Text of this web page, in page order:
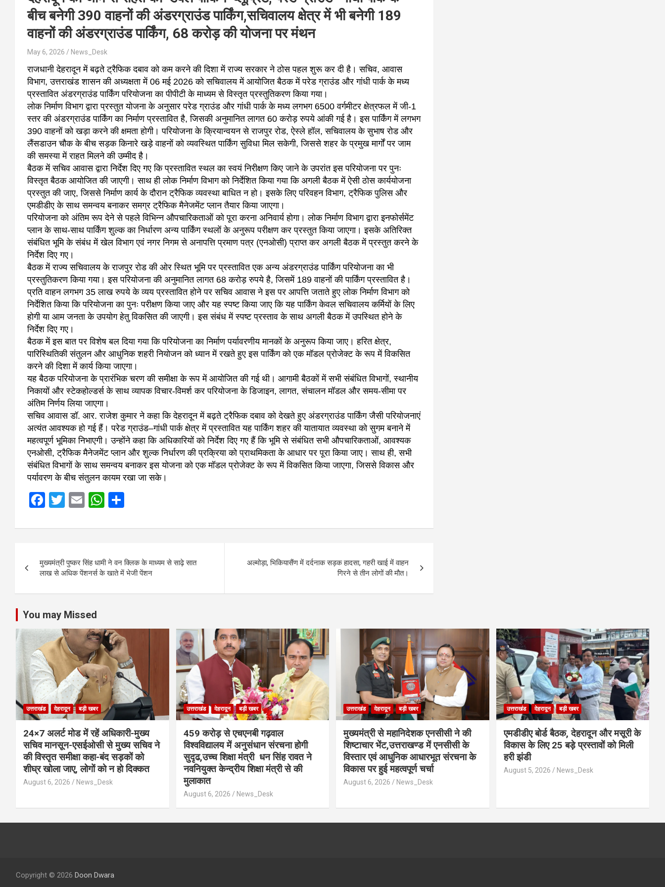
बीच बनेगी 390 वाहनों की अंडरग्राउंड पार्किंग,सचिवालय क्षेत्र में भी बनेगी 189
वाहनों की अंडरग्राउंड पार्किंग, 68 करोड़ की योजना पर मंथन
May 6, 2026 News_Desk
राजधानी देहरादून में बढ़ते ट्रैफिक दबाव को कम करने की दिशा में राज्य सरकार ने ठोस पहल शुरू कर दी है। सचिव, आवास
विभाग, उत्तराखंड शासन की अध्यक्षता में 06 मई 2026 को सचिवालय में आयोजित बैठक में परेड ग्राउंड और गांधी पार्क के मध्य
प्रस्तावित अंडरग्राउंड पार्किंग परियोजना का पीपीटी के माध्यम से विस्तृत प्रस्तुतिकरण किया गया।
लोक निर्माण विभाग द्वारा प्रस्तुत योजना के अनुसार परेड ग्राउंड और गांधी पार्क के मध्य लगभग 6500 वर्गमीटर क्षेत्रफल में जी-1
स्तर की अंडरग्राउंड पार्किंग का निर्माण प्रस्तावित है, जिसकी अनुमानित लागत 60 करोड़ रुपये आंकी गई है। इस पार्किंग में लगभग
390 वाहनों को खड़ा करने की क्षमता होगी। परियोजना के क्रियान्वयन से राजपुर रोड, ऐस्ले हॉल, सचिवालय के सुभाष रोड और
लैंसडाउन चौक के बीच सड़क किनारे खड़े वाहनों को व्यवस्थित पार्किंग सुविधा मिल सकेगी, जिससे शहर के प्रमुख मार्गों पर जाम
की समस्या में राहत मिलने की उम्मीद है।
बैठक में सचिव आवास द्वारा निर्देश दिए गए कि प्रस्तावित स्थल का स्वयं निरीक्षण किए जाने के उपरांत इस परियोजना पर पुनः
विस्तृत बैठक आयोजित की जाएगी। साथ ही लोक निर्माण विभाग को निर्देशित किया गया कि अगली बैठक में ऐसी ठोस कार्ययोजना
प्रस्तुत की जाए, जिससे निर्माण कार्य के दौरान ट्रैफिक व्यवस्था बाधित न हो। इसके लिए परिवहन विभाग, ट्रैफिक पुलिस और
एमडीडीए के साथ समन्वय बनाकर समग्र ट्रैफिक मैनेजमेंट प्लान तैयार किया जाएगा।
परियोजना को अंतिम रूप देने से पहले विभिन्न औपचारिकताओं को पूरा करना अनिवार्य होगा। लोक निर्माण विभाग द्वारा इनफोर्समेंट
प्लान के साथ-साथ पार्किंग शुल्क का निर्धारण अन्य पार्किंग स्थलों के अनुरूप परीक्षण कर प्रस्तुत किया जाएगा। इसके अतिरिक्त
संबंधित भूमि के संबंध में खेल विभाग एवं नगर निगम से अनापत्ति प्रमाण पत्र (एनओसी) प्राप्त कर अगली बैठक में प्रस्तुत करने के
निर्देश दिए गए।
बैठक में राज्य सचिवालय के राजपुर रोड की ओर स्थित भूमि पर प्रस्तावित एक अन्य अंडरग्राउंड पार्किंग परियोजना का भी
प्रस्तुतिकरण किया गया। इस परियोजना की अनुमानित लागत 68 करोड़ रुपये है, जिसमें 189 वाहनों की पार्किंग प्रस्तावित है।
प्रति वाहन लगभग 35 लाख रुपये के व्यय प्रस्तावित होने पर सचिव आवास ने इस पर आपत्ति जताते हुए लोक निर्माण विभाग को
निर्देशित किया कि परियोजना का पुनः परीक्षण किया जाए और यह स्पष्ट किया जाए कि यह पार्किंग केवल सचिवालय कर्मियों के लिए
होगी या आम जनता के उपयोग हेतु विकसित की जाएगी। इस संबंध में स्पष्ट प्रस्ताव के साथ अगली बैठक में उपस्थित होने के
निर्देश दिए गए।
बैठक में इस बात पर विशेष बल दिया गया कि परियोजना का निर्माण पर्यावरणीय मानकों के अनुरूप किया जाए। हरित क्षेत्र,
पारिस्थितिकी संतुलन और आधुनिक शहरी नियोजन को ध्यान में रखते हुए इस पार्किंग को एक मॉडल प्रोजेक्ट के रूप में विकसित
करने की दिशा में कार्य किया जाएगा।
यह बैठक परियोजना के प्रारंभिक चरण की समीक्षा के रूप में आयोजित की गई थी। आगामी बैठकों में सभी संबंधित विभागों, स्थानीय
निकायों और स्टेकहोल्डर्स के साथ व्यापक विचार-विमर्श कर परियोजना के डिजाइन, लागत, संचालन मॉडल और समय-सीमा पर
अंतिम निर्णय लिया जाएगा।
सचिव आवास डॉ. आर. राजेश कुमार ने कहा कि देहरादून में बढ़ते ट्रैफिक दबाव को देखते हुए अंडरग्राउंड पार्किंग जैसी परियोजनाएं
अत्यंत आवश्यक हो गई हैं। परेड ग्राउंड–गांधी पार्क क्षेत्र में प्रस्तावित यह पार्किंग शहर की यातायात व्यवस्था को सुगम बनाने में
महत्वपूर्ण भूमिका निभाएगी। उन्होंने कहा कि अधिकारियों को निर्देश दिए गए हैं कि भूमि से संबंधित सभी औपचारिकताओं, आवश्यक
एनओसी, ट्रैफिक मैनेजमेंट प्लान और शुल्क निर्धारण की प्रक्रिया को प्राथमिकता के आधार पर पूरा किया जाए। साथ ही, सभी
संबंधित विभागों के साथ समन्वय बनाकर इस योजना को एक मॉडल प्रोजेक्ट के रूप में विकसित किया जाएगा, जिससे विकास और
पर्यावरण के बीच संतुलन कायम रखा जा सके।
F
ce
o
o
k
T
tt
E
ail
W
at
A
p
p
ar
navigation
मुख्यमंत्री पुष्कर सिंह धामी ने वन क्लिक के माध्यम से साढ़े सात
लाख से अधिक पेंशनर्स के खाते में भेजी पेंशन
अल्मोड़ा, भिकियासैंण में दर्दनाक सड़क हादसा, गहरी खाई में वाहन
गिरने से तीन लोगों की मौत।
You may Missed
उत्तराखंड देहरादून बड़ी खबर
24×7 अलर्ट मोड में रहें अधिकारी-मुख्य
सचिव मानसून-एसईओसी से मुख्य सचिव ने
की विस्तृत समीक्षा कहा-बंद सड़कों को
शीघ्र खोला जाए, लोगों को न हो दिक्कत
August 6, 2026 News_Desk
उत्तराखंड देहरादून बड़ी खबर
459 करोड़ से एचएनबी गढ़वाल
विश्वविद्यालय में अनुसंधान संरचना होगी
सुदृढ,उच्च शिक्षा मंत्री धन सिंह रावत ने
नवनियुक्त केन्द्रीय शिक्षा मंत्री से की
मुलाकात
August 6, 2026 News_Desk
उत्तराखंड देहरादून बड़ी खबर
मुख्यमंत्री से महानिदेशक एनसीसी ने की
शिष्टाचार भेंट,उत्तराखण्ड में एनसीसी के
विस्तार एवं आधुनिक आधारभूत संरचना के
विकास पर हुई महत्वपूर्ण चर्चा
August 6, 2026 News_Desk
उत्तराखंड देहरादून बड़ी खबर
एमडीडीए बोर्ड बैठक, देहरादून और मसूरी के
विकास के लिए 25 बड़े प्रस्तावों को मिली
हरी झंडी
August 5, 2026 News_Desk
Copyright © 2026 Doon Dwara